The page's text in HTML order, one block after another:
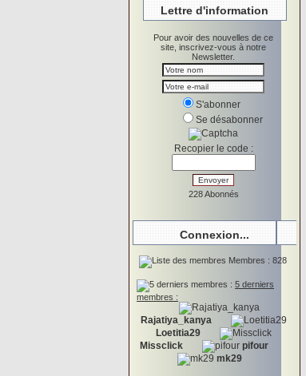
Lettre d'information
Pour avoir des nouvelles de ce
site, inscrivez-vous à notre
Newsletter.
S'abonner
Se désabonner
Recopier le code :
228 Abonnés
Connexion...
Membres : 828
5 derniers
membres :
Rajatiya_kanya
Loetitia29
Missclick
pifour
mk29